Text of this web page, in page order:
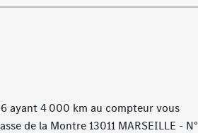
ayant 4 000 km au compteur vous
de la Montre 13011 MARSEILLE - N°